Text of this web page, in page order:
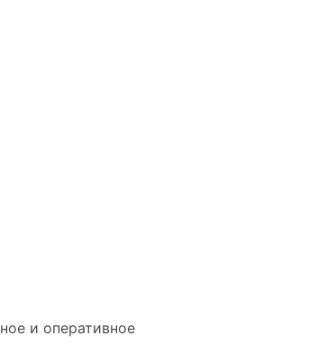
и оперативное